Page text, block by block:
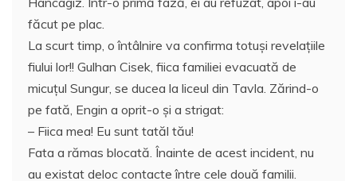
făcut pe plac.
La scurt timp, o întâlnire va confirma totuşi revelaţiile
fiului lor!! Gulhan Cisek, fiica familiei evacuată de
micuţul Sungur, se ducea la liceul din Tavla. Zărind-o
pe fată, Engin a oprit-o şi a strigat:
– Fiica mea! Eu sunt tatăl tău!
Fata a rămas blocată. Înainte de acest incident, nu
au existat deloc contacte între cele două familii.